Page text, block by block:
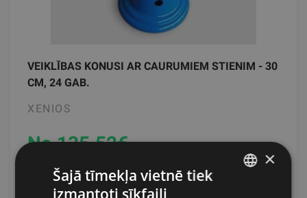
VEIKLĪBAS KONUSI AR CAURUMIEM STIENIM - 30
CM, 24 GAB.
XENIOS
No 135.52€
pievienot grozam
×
Šajā tīmekļa vietnē tiek
izmantoti sīkfaili